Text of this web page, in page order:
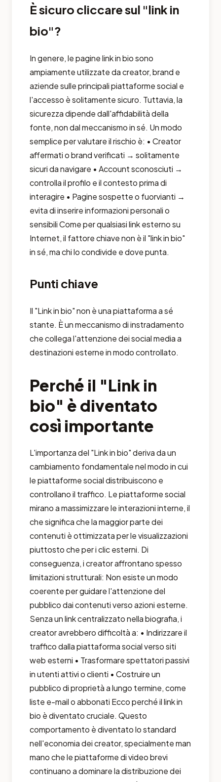
È sicuro cliccare sul "link in
bio"?
In genere, le pagine link in bio sono
ampiamente utilizzate da creator, brand e
aziende sulle principali piattaforme social e
l'accesso è solitamente sicuro. Tuttavia, la
sicurezza dipende dall'affidabilità della
fonte, non dal meccanismo in sé. Un modo
semplice per valutare il rischio è: • Creator
affermati o brand verificati → solitamente
sicuri da navigare • Account sconosciuti →
controlla il profilo e il contesto prima di
interagire • Pagine sospette o fuorvianti →
evita di inserire informazioni personali o
sensibili Come per qualsiasi link esterno su
Internet, il fattore chiave non è il "link in bio"
in sé, ma chi lo condivide e dove punta.
Punti chiave
Il "Link in bio" non è una piattaforma a sé
stante. È un meccanismo di instradamento
che collega l'attenzione dei social media a
destinazioni esterne in modo controllato.
Perché il "Link in
bio" è diventato
così importante
L'importanza del "Link in bio" deriva da un
cambiamento fondamentale nel modo in cui
le piattaforme social distribuiscono e
controllano il traffico. Le piattaforme social
mirano a massimizzare le interazioni interne, il
che significa che la maggior parte dei
contenuti è ottimizzata per le visualizzazioni
piuttosto che per i clic esterni. Di
conseguenza, i creator affrontano spesso
limitazioni strutturali: Non esiste un modo
coerente per guidare l'attenzione del
pubblico dai contenuti verso azioni esterne.
Senza un link centralizzato nella biografia, i
creator avrebbero difficoltà a: • Indirizzare il
traffico dalla piattaforma social verso siti
web esterni • Trasformare spettatori passivi
in utenti attivi o clienti • Costruire un
pubblico di proprietà a lungo termine, come
liste e-mail o abbonati Ecco perché il link in
bio è diventato cruciale. Questo
comportamento è diventato lo standard
nell'economia dei creator, specialmente man
mano che le piattaforme di video brevi
continuano a dominare la distribuzione dei